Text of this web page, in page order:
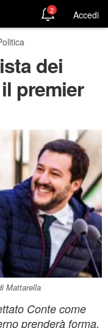
2 Accedi
dei
premier
Mattarella
Conte come
prenderà forma.